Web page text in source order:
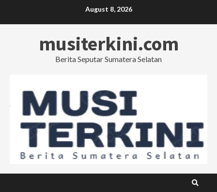
August 8, 2026
musiterkini.com
Berita Seputar Sumatera Selatan